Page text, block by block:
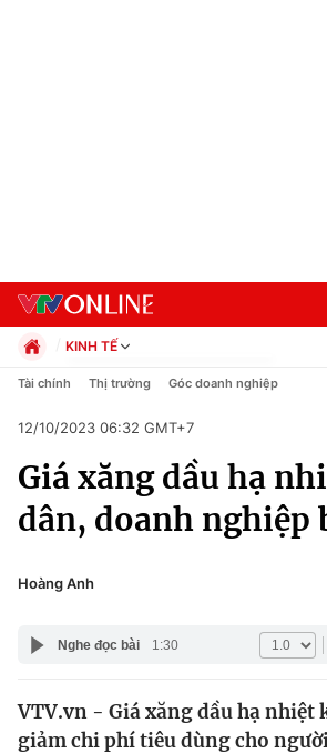
Chuyên mục
Chính trị
Pháp luật
KINH TẾ
Chính trị
Pháp luật
Kinh tế
Thể thao
Truyền hình
Y tế
Công nghệ
Tài chính Thị trường Góc doanh nghiệp
12/10/2023 06:32 GMT+7
Giá xăng dầu hạ
dân, doanh nghiệp
Hoàng Anh
Nghe đọc bài 1:30
VTV.vn - Giá xăng dầu hạ nhiệt
giảm chi phí tiêu dùng cho